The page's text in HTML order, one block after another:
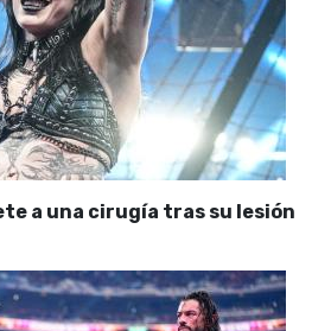
a una cirugía tras su lesión